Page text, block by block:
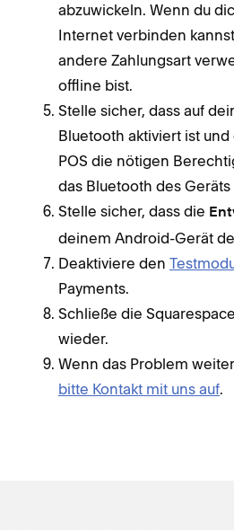
abzuwickeln. Wenn du
Internet verbinden
andere Zahlungsart
offline bist.
Stelle sicher, dass auf
Bluetooth aktiviert ist und
POS die nötigen
das Bluetooth des
Stelle sicher, dass die
deinem Android-Gerät
Deaktiviere den
Payments.
Schließe die
wieder.
Wenn das Problem
bitte Kontakt mit uns auf.